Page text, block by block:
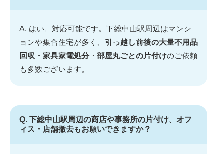
A. はい、対応可能です。下総中山駅周辺はマンシ
ョンや集合住宅が多く、 引っ越し前後の大量不用品
回収・家具家電処分・部屋丸ごとの片付けのご依頼
も多数ございます。
Q. 下総中山駅周辺の商店や事務所の片付け、オフ
ィス・店舗撤去もお願いできますか？